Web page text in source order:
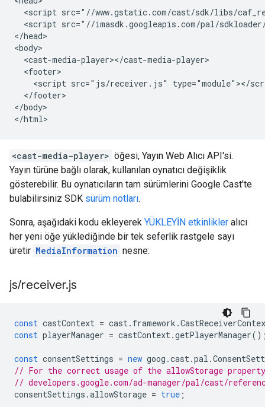
<script src="//www.gstatic.com/cast/sdk/libs/
<script src="//imasdk.googleapis.com/pal/
</head>
<body>
  <cast-media-player></cast-media-player>
  <footer>
<script src="js/receiver.js" type="module"></
  </footer>
</body>
<cast-media-player> öğesi, Yayın Web Alıcı API'si.
Yayın türüne bağlı olarak, kullanılan oynatıcı değişiklik
gösterebilir. Bu oynatıcıların tam sürümlerini Google Cast'te
bulabilirsiniz SDK sürüm notları.
Sonra, aşağıdaki kodu ekleyerek YÜKLEYİN etkinlikler alıcı
her yeni öğe yüklediğinde bir tek seferlik rastgele sayı
üretir MediaInformation nesne:
js/receiver.js
const castContext = cast. framework .
const playerManager = castContext.getPlayerManager
const consentSettings = new goog .cast.pal .
// For the correct usage of the allowStorage
// developers.google.com/ad-manager/pal/cast/
consentSettings .allowStorage = true ;